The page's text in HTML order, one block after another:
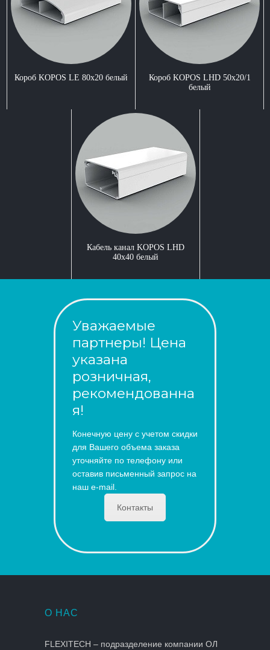
Короб KOPOS LE 80x20 белый
Короб KOPOS LHD 50x20/1
белый
Кабель канал KOPOS LHD
40x40 белый
Уважаемые
партнеры! Цена
указана
розничная,
рекомендованна
я!
Конечную цену с учетом скидки
для Вашего объема заказа
уточняйте по телефону или
оставив письменный запрос на
наш e-mail.
Контакты
О НАС
FLEXITECH – подразделение компании ОЛ